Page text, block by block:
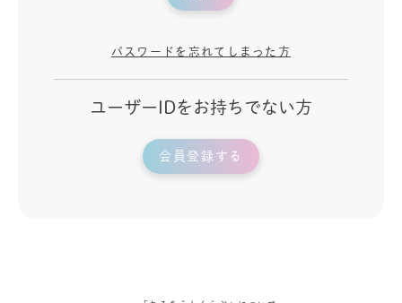
パスワードを忘れてしまった方
ユーザーIDをお持ちでない方
会員登録する